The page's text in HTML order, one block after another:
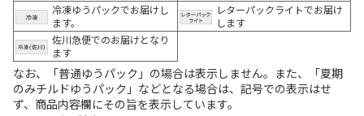
冷凍ゆうパックでお届けし
ます。
レターパックライトでお届け
します
佐川急便でのお届けとなり
ます
なお、「普通ゆうパック」の場合は表示しません。また、「夏期
のみチルドゆうパック」などとなる場合は、記号での表示はせ
ず、商品内容欄にその旨を表示しています。